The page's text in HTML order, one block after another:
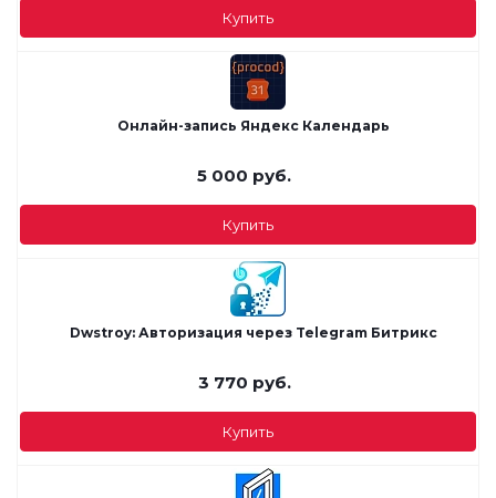
Купить
Онлайн-запись Яндекс Календарь
5 000 руб.
Купить
Dwstroy: Авторизация через Telegram Битрикс
3 770 руб.
Купить